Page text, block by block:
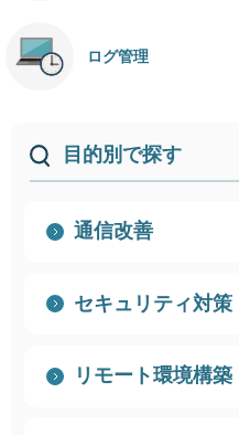
ログ管理
目的別で探す
通信改善
セキュリティ対策
リモート環境構築